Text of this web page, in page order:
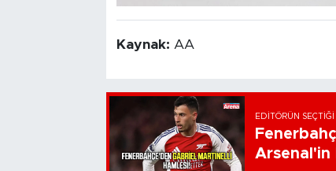
Kaynak: AA
EDITÖRÜN SEÇTIĞI
Arsenal'in